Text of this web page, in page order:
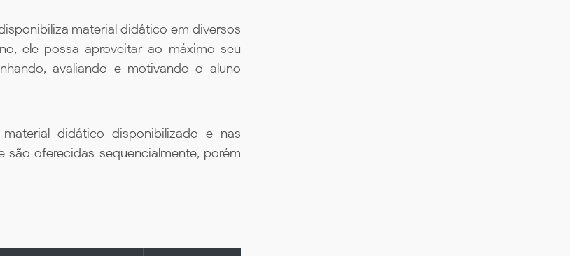
material didático em diversos
ele possa aproveitar ao máximo seu
avaliando e motivando o aluno
didático disponibilizado e nas
oferecidas sequencialmente, porém